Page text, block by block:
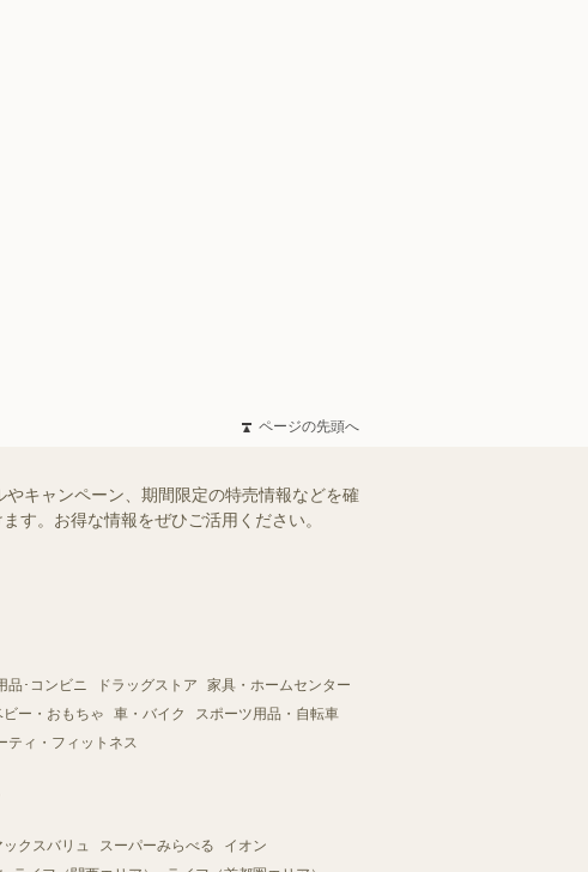
ページの先頭へ
キャンペーン、期間限定の特売情報などを確
す。お得な情報をぜひご活用ください。
品･コンビニ ドラッグストア
家具・ホームセンター
ー・おもちゃ 車・バイク
スポーツ用品・自転車
ティ・フィットネス
ックスバリュ スーパーみらべる
イオン